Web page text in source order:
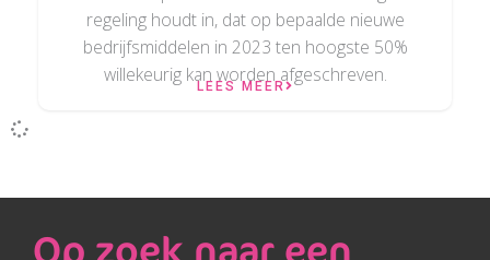
regeling houdt in, dat op bepaalde nieuwe
bedrijfsmiddelen in 2023 ten hoogste 50%
willekeurig kan worden afgeschreven.
LEES MEER
Op zoek naar een